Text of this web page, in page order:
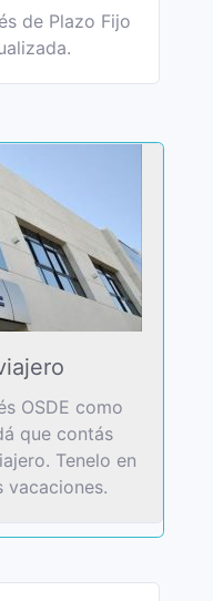
de Plazo Fijo
OSDE como
que contás
Tenelo en
vacaciones.